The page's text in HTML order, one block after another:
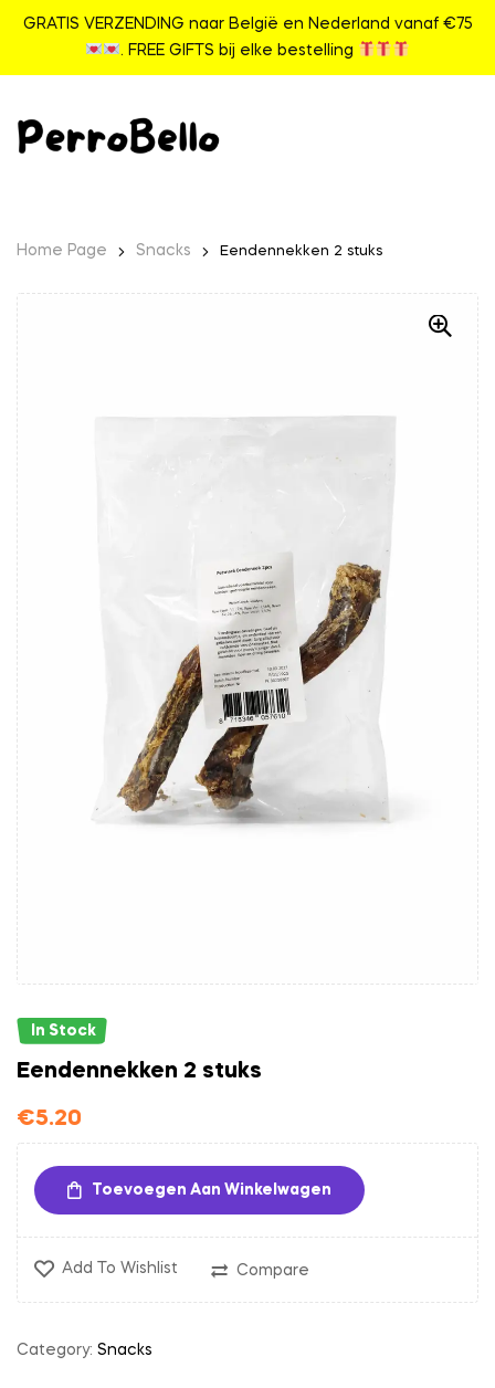
GRATIS VERZENDING naar België en Nederland vanaf €75
. FREE GIFTS bij elke bestelling
Home Page Snacks Eendennekken 2 stuks
In Stock
Eendennekken 2 stuks
€5.20
Toevoegen Aan Winkelwagen
Add To Wishlist Compare
Category: Snacks